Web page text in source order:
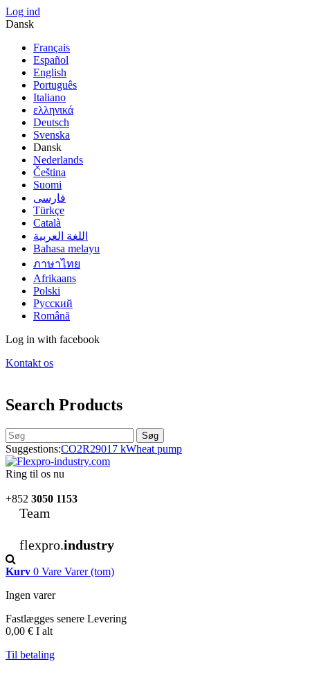
Log ind
Dansk
Français
Español
English
Português
Italiano
ελληνικά
Deutsch
Svenska
Dansk
Nederlands
Čeština
Suomi
فارسى
Türkçe
Català
اللغة العربية
Bahasa melayu
ภาษาไทย
Afrikaans
Polski
Русский
Română
Log in with facebook
Kontakt os
Search Products
Søg
Suggestions:CO2R29017 kWheat pump
Ring til os nu
+852 3050 1153
Team
flexpro.industry
Kurv 0 Vare Varer (tom)
Ingen varer
Fastlægges senere Levering
0,00 € I alt
Til betaling